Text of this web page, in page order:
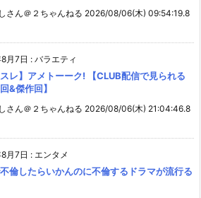
さん＠２ちゃんねる 2026/08/06(木) 09:54:19.8
月7日 : バラエティ
スレ】アメトーーク! 【CLUB配信で見られる
&傑作回】
さん＠２ちゃんねる 2026/08/06(木) 21:04:46.8
月7日 : エンタメ
倫したらいかんのに不倫するドラマが流行る